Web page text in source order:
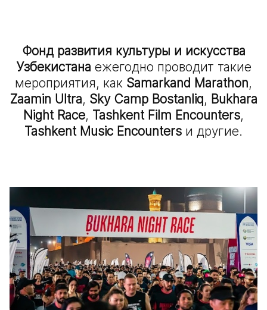
Фонд развития культуры и искусства
Узбекистана ежегодно проводит такие
мероприятия, как Samarkand Marathon,
Zaamin Ultra, Sky Camp Bostanliq, Bukhara
Night Race, Tashkent Film Encounters,
Tashkent Music Encounters и другие.